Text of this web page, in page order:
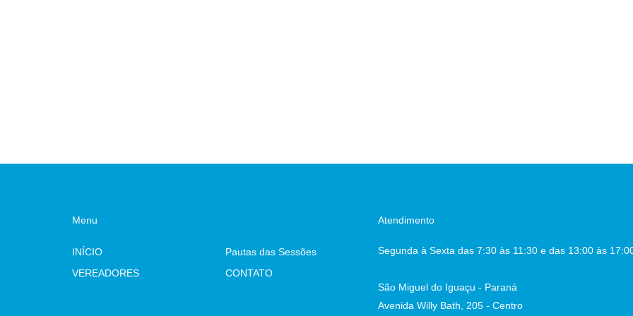
Menu
INÍCIO
Pautas das Sessões
VEREADORES
CONTATO
Atendimento
Segunda à Sexta das 7:30 às 11:30 e das 13:00 às
São Miguel do Iguaçu - Paraná
Avenida Willy Bath, 205 - Centro